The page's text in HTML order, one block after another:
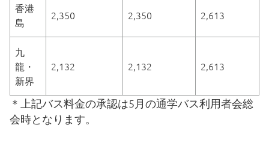
香港
島
2,350 2,350 2,613
九
龍・
新界
2,132 2,132 2,613
＊上記バス料金の承認は5月の通学バス利用者会総
会時となります。